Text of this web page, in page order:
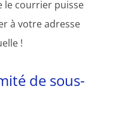
le courrier puisse
à votre adresse
!
de sous-